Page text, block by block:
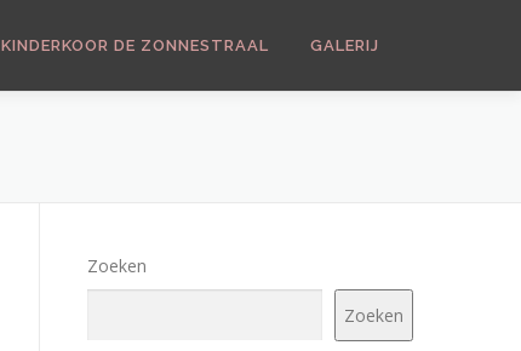
KINDERKOOR DE ZONNESTRAAL GALERIJ
Zoeken
Zoeken